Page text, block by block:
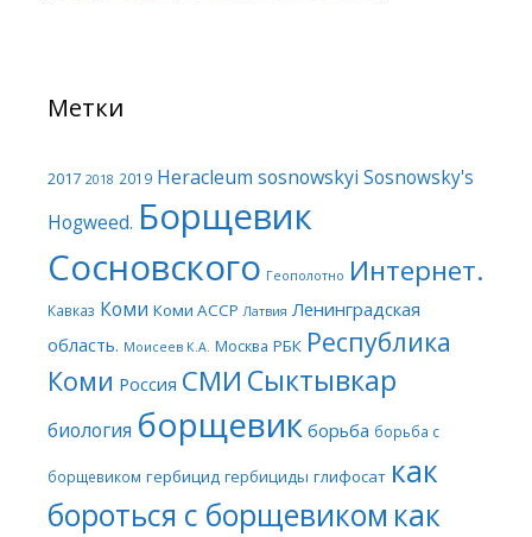
Метки
2017 2018 2019 Heracleum sosnowskyi Sosnowsky's
Hogweed. Борщевик
Сосновского Геополотно Интернет.
Кавказ Коми Коми АССР Латвия Ленинградская
область. Моисеев К.А. Москва РБК Республика
Коми Россия СМИ Сыктывкар
биология борщевик борьба борьба с
борщевиком гербицид гербициды глифосат как
бороться с борщевиком как